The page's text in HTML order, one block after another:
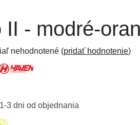
- modré-
nehodnotené (pridať hodnotenie)
3 dni od objednania